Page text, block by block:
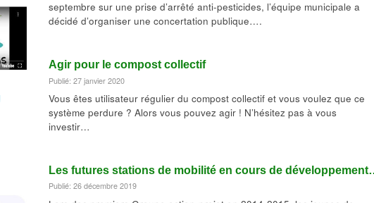
septembre sur une prise d’arrêté anti-pesticides, l’équipe municipale a
décidé d’organiser une concertation publique….
Agir pour le compost collectif
Publié: 27 janvier 2020
Vous êtes utilisateur régulier du compost collectif et vous voulez que ce
système perdure ? Alors vous pouvez agir ! N’hésitez pas à vous
investir…
Les futures stations de mobilité en cours de développement…
Publié: 26 décembre 2019